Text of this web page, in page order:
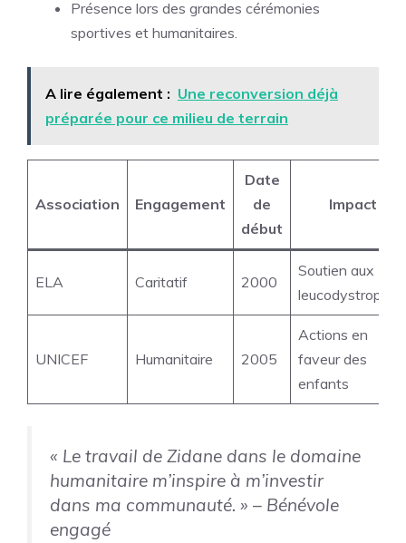
Présence lors des grandes cérémonies
sportives et humanitaires.
A lire également : Une reconversion déjà
préparée pour ce milieu de terrain
Association Engagement
Date
de
début
Impact
ELA Caritatif 2000
Soutien aux
UNICEF Humanitaire 2005
Actions en
faveur des
enfants
« Le travail de Zidane dans le domaine
humanitaire m’inspire à m’investir
dans ma communauté. » – Bénévole
engagé